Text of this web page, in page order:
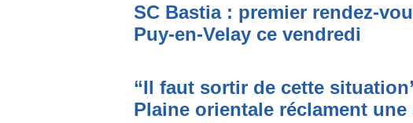
SC Bastia : premier rendez-
Puy-en-Velay ce vendredi
“Il faut sortir de cette
Plaine orientale réclament